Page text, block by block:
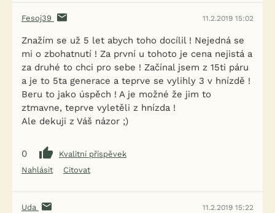
Fesoj39 11.2.2019 15:02
Znažím se už 5 let abych toho docílil ! Nejedná se
mi o zbohatnutí ! Za první u tohoto je cena nejistá a
za druhé to chci pro sebe ! Začínal jsem z 15ti páru
a je to 5ta generace a teprve se vylihly 3 v hnízdě !
Beru to jako úspěch ! A je možné že jim to
ztmavne, teprve vyletěli z hnízda !
Ale dekuji z Váš názor ;)
0
Kvalitní příspěvek
Nahlásit
Citovat
Uda 11.2.2019 15:22